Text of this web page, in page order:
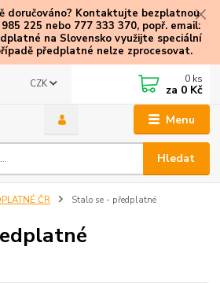
doručováno? Kontaktujte bezplatnou
225 nebo 777 333 370, popř. email:
na Slovensko využijte speciální
předplatné nelze zprocesovat.
Menu
CZK
Hledat
0 ks
za 0 Kč
ČR Stalo se - předplatné